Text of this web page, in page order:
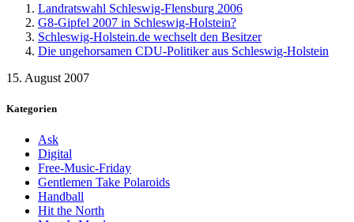
Landratswahl Schleswig-Flensburg 2006
G8-Gipfel 2007 in Schleswig-Holstein?
Schleswig-Holstein.de wechselt den Besitzer
Die ungehorsamen CDU-Politiker aus Schleswig-Holstein
15. August 2007
Kategorien
Ask
Digital
Free-Music-Friday
Gentlemen Take Polaroids
Handball
Hit the North